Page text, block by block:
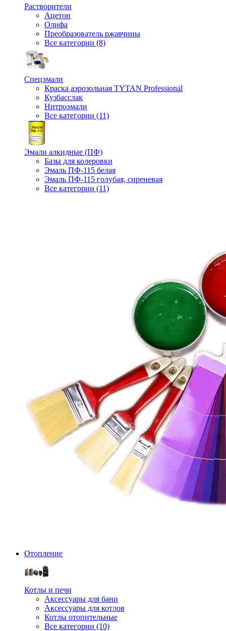
Растворители
Ацетон
Олифа
Преобразователь ржавчины
Все категории (8)
Спецэмали
Краска аэрозольная TYTAN Professional
Кузбасслак
Нитроэмали
Все категории (11)
Эмали алкидные (ПФ)
Базы для колеровки
Эмаль ПФ-115 белая
Эмаль ПФ-115 голубая, сиреневая
Все категории (11)
Отопление
Котлы и печи
Аксессуары для бани
Аксессуары для котлов
Котлы отопительные
Все категории (10)